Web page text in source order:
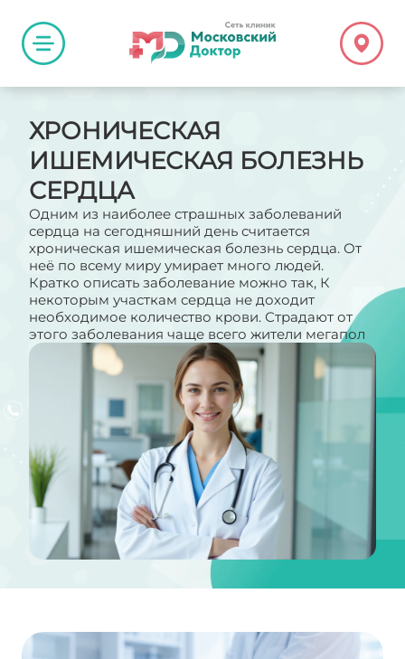
ХРОНИЧЕСКАЯ
ИШЕМИЧЕСКАЯ БОЛЕЗНЬ
СЕРДЦА
Одним из наиболее страшных заболеваний
сердца на сегодняшний день считается
хроническая ишемическая болезнь сердца. От
неё по всему миру умирает много людей.
Кратко описать заболевание можно так, К
некоторым участкам сердца не доходит
необходимое количество крови. Страдают от
этого заболевания чаще всего жители мегапол